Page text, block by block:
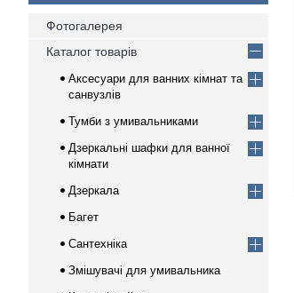
Фотогалерея
Каталог товарів
Аксесуари для ванних кімнат та
санвузлів
Тумби з умивальниками
Дзеркальні шафки для ванної
кімнати
Дзеркала
Багет
Сантехніка
Змішувачі для умивальника